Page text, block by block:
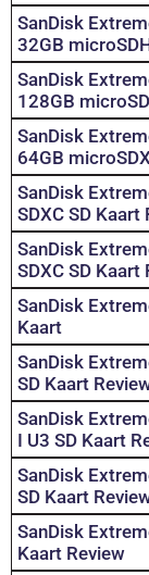
SanDisk
32GB
SanDisk
128GB
SanDisk
64GB
SanDisk
SDXC SD Kaart
SanDisk
SDXC SD Kaart
SanDisk
Kaart
SanDisk
SD Kaart
SanDisk
I U3 SD Kaart
SanDisk
SD Kaart
SanDisk
Kaart Review